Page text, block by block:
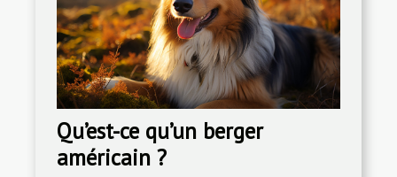
Qu’est-ce qu’un berger
américain ?